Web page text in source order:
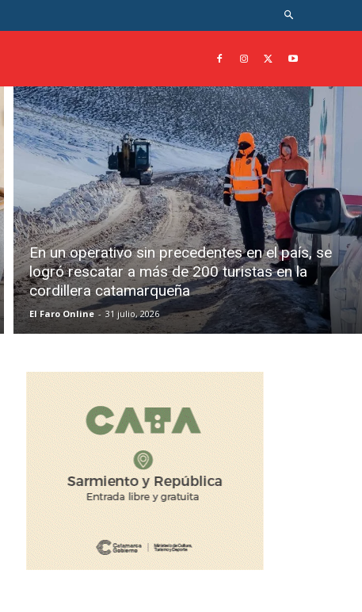
En un operativo sin precedentes en el país, se
logró rescatar a más de 200 turistas en la
cordillera catamarqueña
El Faro Online - 31 julio, 2026